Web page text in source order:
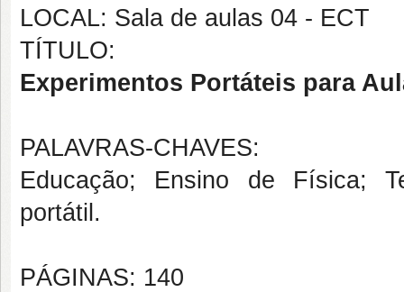
LOCAL: Sala de aulas 04 - ECT
TÍTULO:
Experimentos Portáteis para
PALAVRAS-CHAVES:
Educação; Ensino de Física;
portátil.
PÁGINAS: 140